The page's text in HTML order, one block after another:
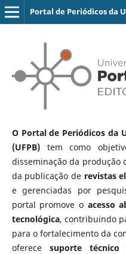
Portal de Periódicos da
O Portal de Periódicos da
(UFPB)tem como
disseminação da
da publicação de revistas
e gerenciadas por
portal promove o acesso
tecnológica, contribuindo
para o fortalecimento da
oferece suporte